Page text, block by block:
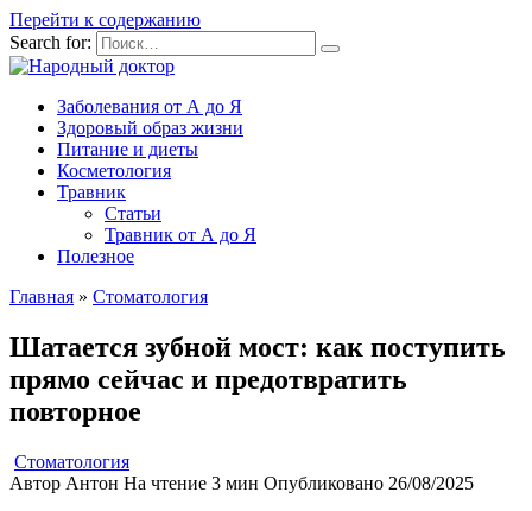
Перейти к содержанию
Search for:
Заболевания от А до Я
Здоровый образ жизни
Питание и диеты
Косметология
Травник
Статьи
Травник от А до Я
Полезное
Главная » Стоматология
Шатается зубной мост: как поступить
прямо сейчас и предотвратить
повторное
Стоматология
Автор Антон На чтение 3 мин Опубликовано 26/08/2025